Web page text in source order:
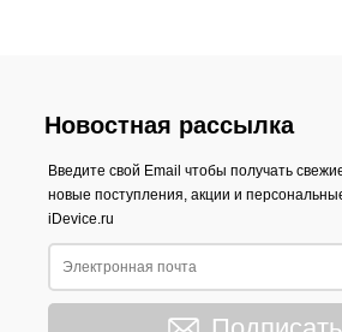
Новостная рассылка
Введите свой Email чтобы получать
новые поступления, акции и
iDevice.ru